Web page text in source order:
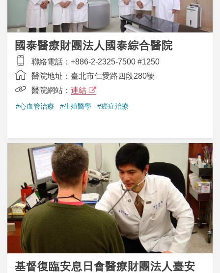
國泰醫療財團法人國泰綜合醫院
聯絡電話： +886-2-2325-7500 #1250
醫院地址： 臺北市仁愛路四段280號
醫院網站： 連結
#心血管治療 #生殖醫學 #癌症治療
基督復臨安息日會醫療財團法人臺安